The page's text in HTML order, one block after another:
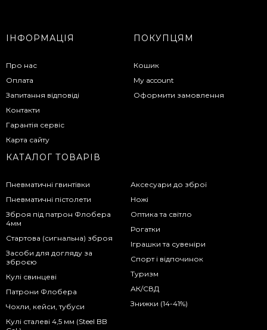
ІНФОРМАЦІЯ
Про нас
Оплата
Запитання відповіді
Контакти
Гарантія сервіс
Карта сайту
ПОКУПЦЯМ
Кошик
My account
Оформити замовлення
КАТАЛОГ ТОВАРІВ
Пневматичні гвинтівки
Пневматичні пістолети
Зброя під патрон Флобера
4мм
Стартова (сигнальна) зброя
Засоби для догляду за
зброєю
Кулі свинцеві
Патрони Флобера
Чохли, кейси, тубуси
Кулі сталеві 4,5 мм (Steel BB
Аксесуари до зброї
Ножі
Оптика та світло
Рогатки
Іграшки та сувеніри
Спорт і відпочинок
Туризм
АК/СВД
Знижки (14-41%)